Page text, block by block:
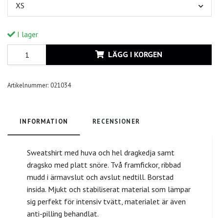
XS
I lager
LÄGG I KORGEN
Artikelnummer: 021034
INFORMATION RECENSIONER
Sweatshirt med huva och hel dragkedja samt
dragsko med platt snöre. Två framfickor, ribbad
mudd i ärmavslut och avslut nedtill. Borstad
insida. Mjukt och stabiliserat material som lämpar
sig perfekt för intensiv tvätt, materialet är även
anti-pilling behandlat.